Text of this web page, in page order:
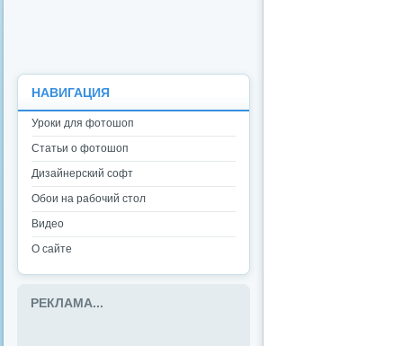
НАВИГАЦИЯ
Уроки для фотошоп
Статьи о фотошоп
Дизайнерский софт
Обои на рабочий стол
Видео
О сайте
РЕКЛАМА...